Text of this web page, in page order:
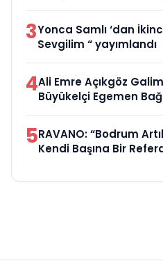
3Yonca Samlı ‘dan
Sevgilim “ yayımlandı
4Ali Emre Açıkgöz
Büyükelçi Egemen
5RAVANO: “Bodrum
Kendi Başına Bir